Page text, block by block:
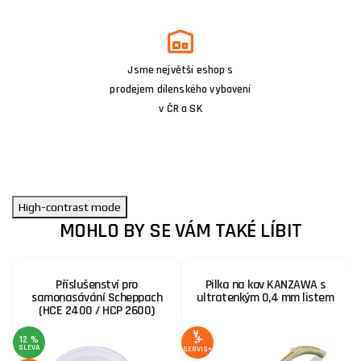
Jsme největší eshop s
prodejem dílenského vybavení
v ČR a SK
High-contrast mode
MOHLO BY SE VÁM TAKÉ LÍBIT
Příslušenství pro
samonasávání Scheppach
(HCE 2400 / HCP 2600)
12 %
SLEVA
Pilka na kov KANZAWA s
ultratenkým 0,4 mm listem
SERVIS+